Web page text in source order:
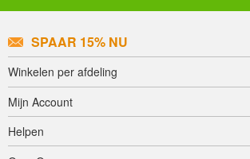
SPAAR 15% NU
Winkelen per afdeling
Mijn Account
Helpen